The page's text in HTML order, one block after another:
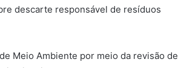
descarte responsável de resíduos
Meio Ambiente por meio da revisão de